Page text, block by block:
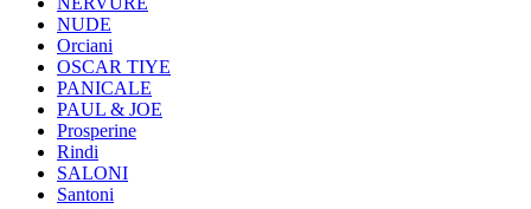
NUDE
Orciani
OSCAR TIYE
PANICALE
PAUL & JOE
Prosperine
Rindi
SALONI
Santoni